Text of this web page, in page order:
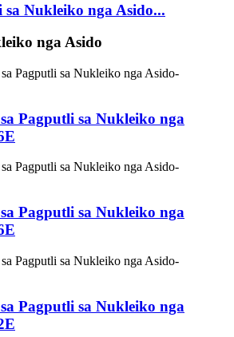
sa Nukleiko nga Asido...
nga Asido
Pagputli sa Nukleiko nga
Pagputli sa Nukleiko nga
Pagputli sa Nukleiko nga